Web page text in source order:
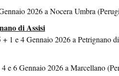
2026 a Nocera Umbra
di Assisi
1 e 4 Gennaio 2026 a Petrignano
e 6 Gennaio 2026 a Marcellano